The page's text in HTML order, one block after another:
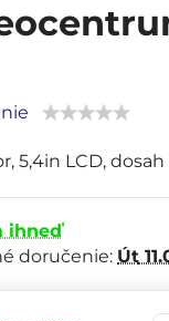
5,4in LCD,
ihneď
doručenie: Út